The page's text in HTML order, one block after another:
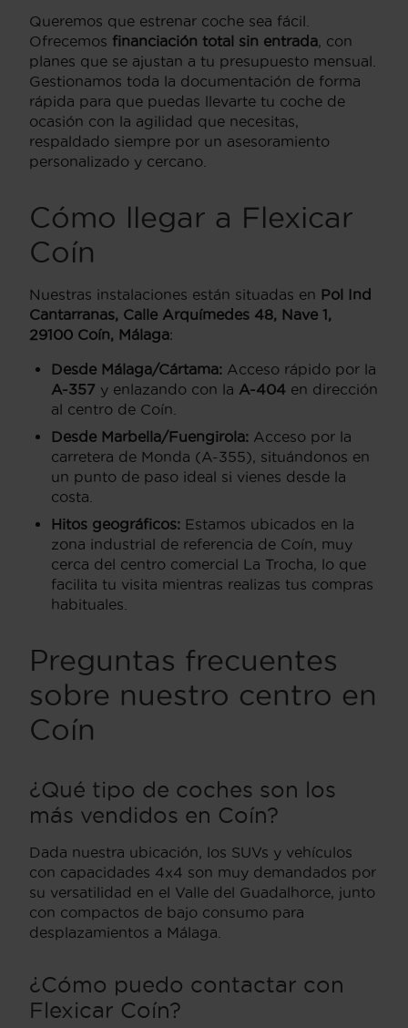
Queremos que estrenar coche sea fácil.
Ofrecemos financiación total sin entrada , con
planes que se ajustan a tu presupuesto mensual.
Gestionamos toda la documentación de forma
rápida para que puedas llevarte tu coche de
ocasión con la agilidad que necesitas,
respaldado siempre por un asesoramiento
personalizado y cercano.
Cómo llegar a Flexicar
Coín
Nuestras instalaciones están situadas en Pol Ind
Cantarranas, Calle Arquímedes 48, Nave 1,
29100 Coín, Málaga:
Desde Málaga/Cártama: Acceso rápido por la
A-357 y enlazando con la A-404 en dirección
al centro de Coín.
Desde Marbella/Fuengirola: Acceso por la
carretera de Monda (A-355), situándonos en
un punto de paso ideal si vienes desde la
costa.
Hitos geográficos: Estamos ubicados en la
zona industrial de referencia de Coín, muy
cerca del centro comercial La Trocha, lo que
facilita tu visita mientras realizas tus compras
habituales.
Preguntas frecuentes
sobre nuestro centro en
Coín
¿Qué tipo de coches son los
más vendidos en Coín?
Dada nuestra ubicación, los SUVs y vehículos
con capacidades 4x4 son muy demandados por
su versatilidad en el Valle del Guadalhorce, junto
con compactos de bajo consumo para
desplazamientos a Málaga.
¿Cómo puedo contactar con
Flexicar Coín?